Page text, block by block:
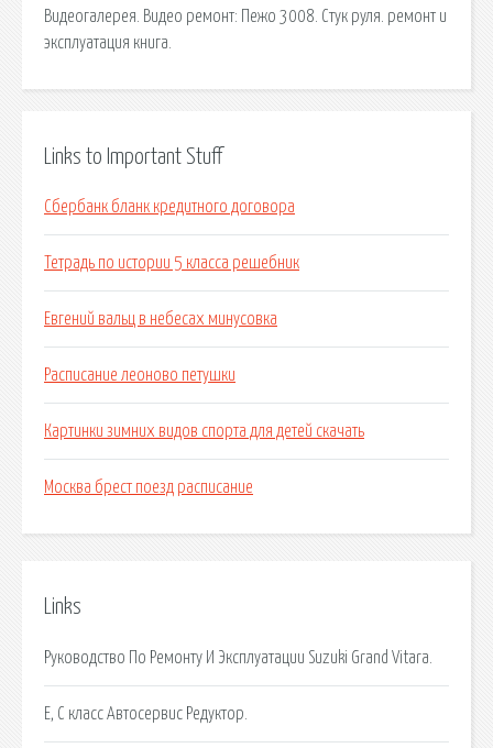
Видеогалерея. Видео ремонт: Пежо 3008. Стук руля. ремонт и
эксплуатация книга.
Links to Important Stuff
Сбербанк бланк кредитного договора
Тетрадь по истории 5 класса решебник
Евгений вальц в небесах минусовка
Расписание леоново петушки
Картинки зимних видов спорта для детей скачать
Москва брест поезд расписание
Links
Руководство По Ремонту И Эксплуатации Suzuki Grand Vitara.
Е, С класс Автосервис Редуктор.